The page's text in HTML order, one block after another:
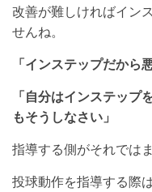
改善が難しければイン
せんね。
「インステップだから
「自分はインステップ
もそうしなさい」
指導する側がそれでは
投球動作を指導する際